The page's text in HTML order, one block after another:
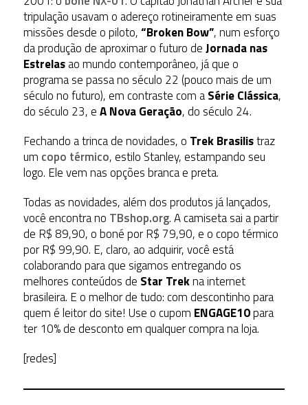
tripulação usavam o adereço rotineiramente em suas
missões desde o piloto,“Broken Bow”, num esforço
da produção de aproximar o futuro deJornada nas
Estrelasao mundo contemporâneo, já que o
programa se passa no século 22 (pouco mais de um
século no futuro), em contraste com aSérie Clássica,
do século 23, eA Nova Geração, do século 24.
Fechando a trinca de novidades, o Trek Brasilistraz
um copo térmico, estilo Stanley, estampando seu
logo. Ele vem nas opções branca e preta.
Todas as novidades, além dos produtos já lançados,
você encontra no TBshop.org. A camiseta sai a partir
de R$ 89,90, o boné por R$ 79,90, e o copo térmico
por R$ 99,90. E, claro, ao adquirir, você está
colaborando para que sigamos entregando os
melhores conteúdos de Star Trekna internet
brasileira. E o melhor de tudo: com descontinho para
quem é leitor do site! Use o cupom ENGAGE10para
ter 10% de desconto em qualquer compra na loja.
[redes]